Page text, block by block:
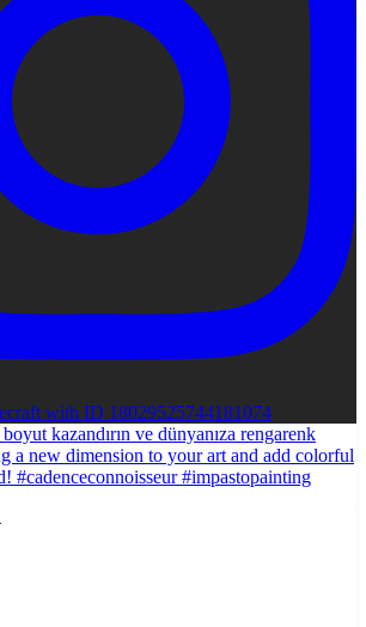
with ID 18029525744181074